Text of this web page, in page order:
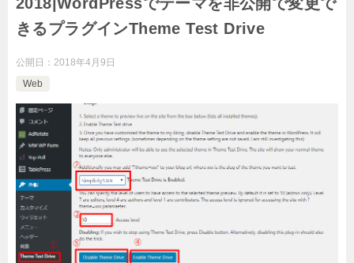
きるプラグインTheme Test Drive
公開日： 2018年4月9日
Web